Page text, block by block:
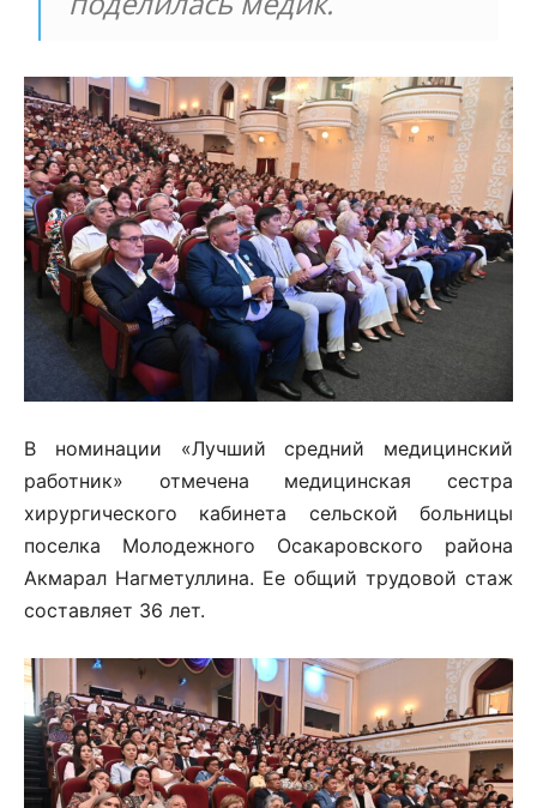
В номинации «Лучший средний медицинский
работник» отмечена медицинская сестра
хирургического кабинета сельской больницы
поселка Молодежного Осакаровского района
Акмарал Нагметуллина. Ее общий трудовой стаж
составляет 36 лет.